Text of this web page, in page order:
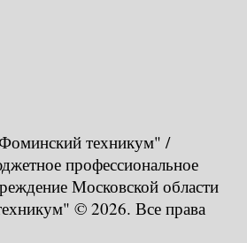
техникум" /
профессиональное
Московской области
© 2026. Все права